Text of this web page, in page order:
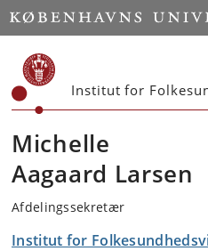
Start
Institut for
Michelle
Aagaard Larsen
Afdelingssekretær
Institut for